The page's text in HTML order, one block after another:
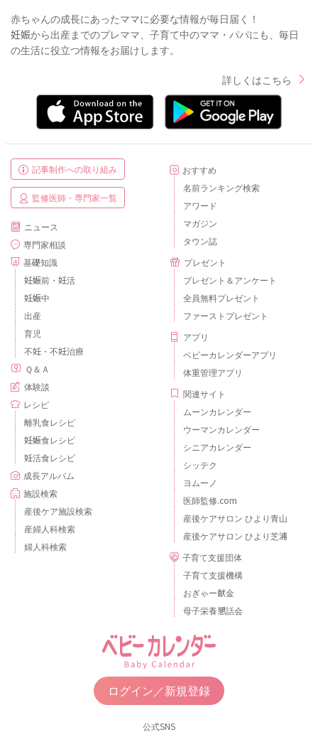
赤ちゃんの成長にあったママに必要な情報が毎日届く！
妊娠から出産までのプレママ、子育て中のママ・パパにも、毎日
の生活に役立つ情報をお届けします。
詳しくはこちら
記事制作への取り組み
監修医師・専門家一覧
ニュース
専門家相談
基礎知識
妊娠前・妊活
妊娠中
出産
育児
不妊・不妊治療
Ｑ＆Ａ
体験談
レシピ
離乳食レシピ
妊娠食レシピ
妊活食レシピ
成長アルバム
施設検索
産後ケア施設検索
産婦人科検索
婦人科検索
おすすめ
名前ランキング検索
アワード
マガジン
タウン誌
プレゼント
プレゼント＆アンケート
全員無料プレゼント
ファーストプレゼント
アプリ
ベビーカレンダーアプリ
体重管理アプリ
関連サイト
ムーンカレンダー
ウーマンカレンダー
シニアカレンダー
シッテク
ヨムーノ
医師監修.com
産後ケアサロン ひより青山
産後ケアサロン ひより芝浦
子育て支援団体
子育て支援機構
おぎゃー献金
母子栄養懇話会
ログイン／新規登録
公式SNS